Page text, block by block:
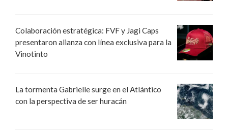
Colaboración estratégica: FVF y Jagi Caps
presentaron alianza con línea exclusiva para la
Vinotinto
La tormenta Gabrielle surge en el Atlántico
con la perspectiva de ser huracán